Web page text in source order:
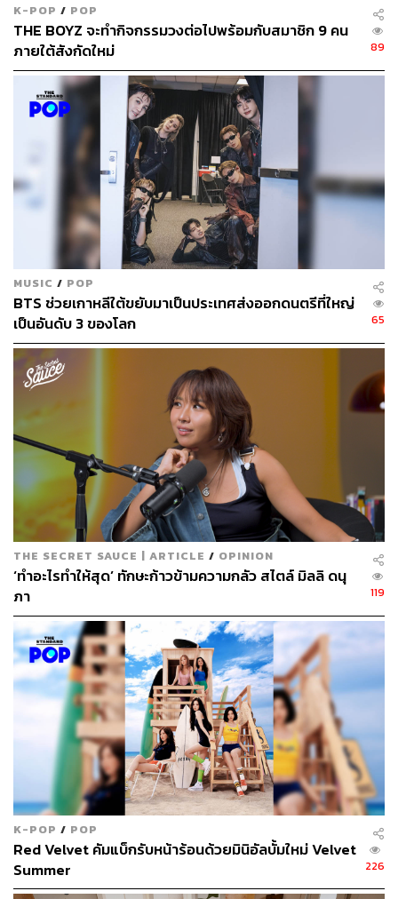
ภาพ: Starship Entertainment
https://kworb.net/youtube/trending.html
TAGS: IVE k-pop
YouTube Music
618
ABOUT THE AUTHOR
นักศึกษาเอกภาษาศาสตร์ สนใจภาษา
วัฒนธรรม และชีวิตขับเคลื่อนด้วยการติ่ง
เสมอมา
K-POP / POP
THE BOYZ จะทำกิจกรรมวงต่อไปพร้อมกับสมาชิก 9 คน
ภายใต้สังกัดใหม่
89
MUSIC / POP
BTS ช่วยเกาหลีใต้ขยับมาเป็นประเทศส่งออกดนตรีที่ใหญ่
เป็นอันดับ 3 ของโลก
65
THE SECRET SAUCE | ARTICLE / OPINION
‘ทำอะไรทำให้สุด’ ทักษะก้าวข้ามความกลัว สไตล์ มิลลิ ดนุ
ภา
119
K-POP / POP
Red Velvet คัมแบ็กรับหน้าร้อนด้วยมินิอัลบั้มใหม่ Velvet
Summer
226